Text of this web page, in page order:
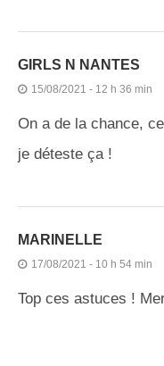
GIRLS N NANTES
15/08/2021 - 12 h 36 min
On a de la chance,
je déteste ça !
MARINELLE
17/08/2021 - 10 h 54 min
Top ces astuces !